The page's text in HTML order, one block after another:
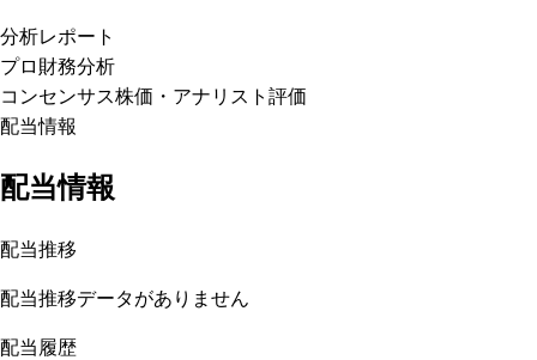
分析レポート
プロ 財務分析
コンセンサス株価 ・アナリスト評価
配当情報
配当情報
配当推移
配当推移データがありません
配当履歴